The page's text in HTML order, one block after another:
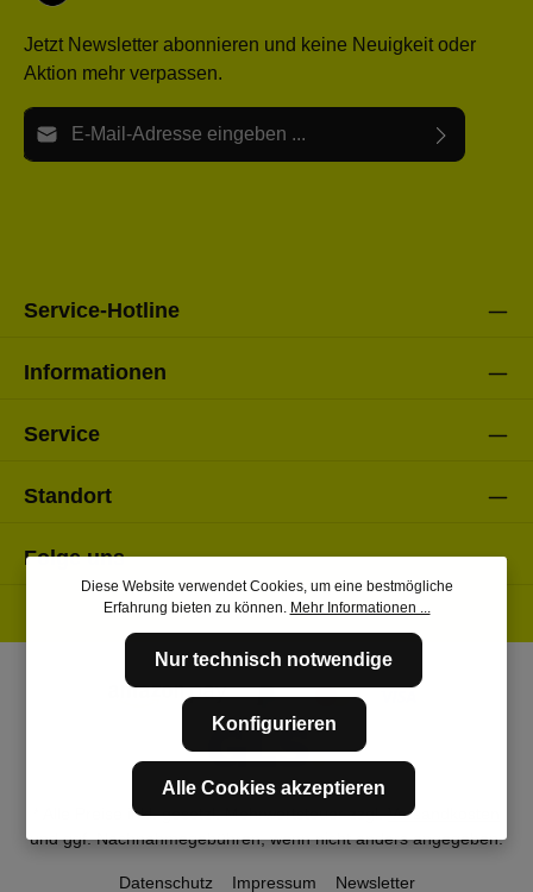
Jetzt Newsletter abonnieren und keine Neuigkeit oder
Aktion mehr verpassen.
E-Mail-Adresse*
Service-Hotline
Informationen
Service
Standort
Folge uns
* Alle Preise inkl. gesetzl. Mehrwertsteuer zzgl.Versandkosten
und ggf. Nachnahmegebühren, wenn nicht anders angegeben.
Datenschutz Impressum Newsletter
Diese Website verwendet Cookies, um eine bestmögliche
Erfahrung bieten zu können. Mehr Informationen ...
Nur technisch notwendige
Konfigurieren
Alle Cookies akzeptieren